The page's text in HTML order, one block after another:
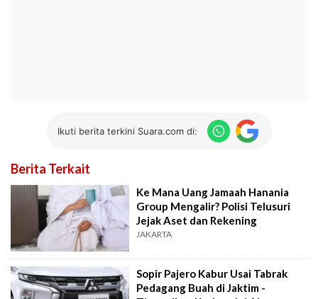
Ikuti berita terkini Suara.com di:
Berita Terkait
Ke Mana Uang Jamaah Hanania
Group Mengalir? Polisi Telusuri
Jejak Aset dan Rekening
JAKARTA
Sopir Pajero Kabur Usai Tabrak
Pedagang Buah di Jaktim -